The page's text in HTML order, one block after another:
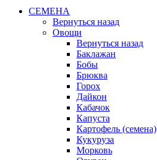
СЕМЕНА
Вернуться назад
Овощи
Вернуться назад
Баклажан
Бобы
Брюква
Горох
Дайкон
Кабачок
Капуста
Картофель (семена)
Кукуруза
Морковь